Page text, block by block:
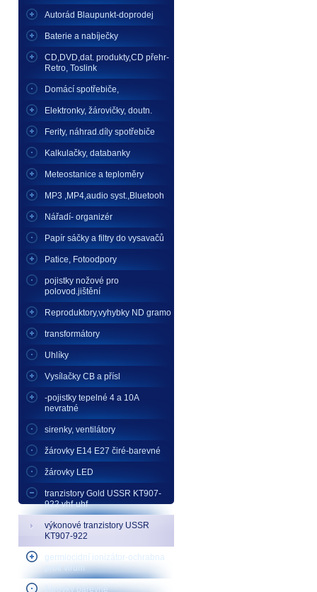
Autorád Blaupunkt-doprodej
Baterie a nabíječky
CD,DVD,dat. produkty,CD přehr-
Retro, Toslink
Domácí spotřebiče,
Elektronky, žárovičky, doutn.
Ferity, náhrad.díly spotřebiče
Kalkulačky, databanky
Meteostanice a teploměry
MP3 ,MP4,audio syst.,Bluetooh
Nářadí- organizér
Papír sáčky a filtry do vysavačů
Patice, Fotoodpory
pojistky nožové pro
polovod.jištění
Reproduktory,vyhybky ND gramo
transformátory
Uhlíky
Vysílačky CB a přísl
-pojistky tepelné 4 a 10A
nevratné
sirenky, ventilátory
žárovky E14 E27 čiré-barevné
žárovky LED
tranzistory Gold USSR KT907-
922 vhf-uhf
výkonové tranzistory USSR
KT907-922
germiocidní ionizátor-ochrabna
proti virům
žárovky barevné